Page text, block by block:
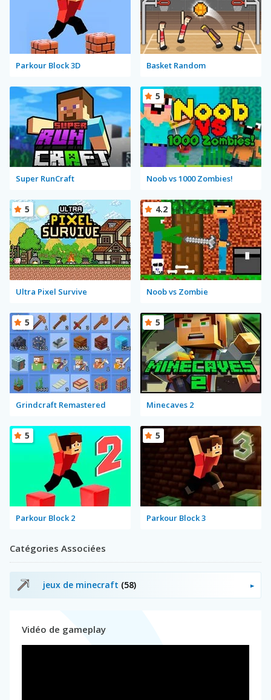
Parkour Block 3D Basket Random
Super RunCraft Noob vs 1000 Zombies!
5
Ultra Pixel Survive
5
Noob vs Zombie
4.2
Grindcraft Remastered
5
Minecaves 2
5
Parkour Block 2
5
Parkour Block 3
5
Catégories Associées
jeux de minecraft (58)
Vidéo de gameplay